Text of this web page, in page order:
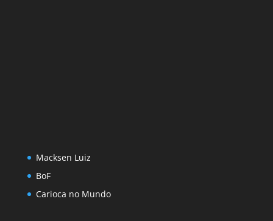
Macksen Luiz
BoF
Carioca no Mundo